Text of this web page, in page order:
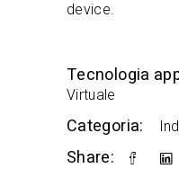
device.
Tecnologia
Virtuale
Categoria:
Share: